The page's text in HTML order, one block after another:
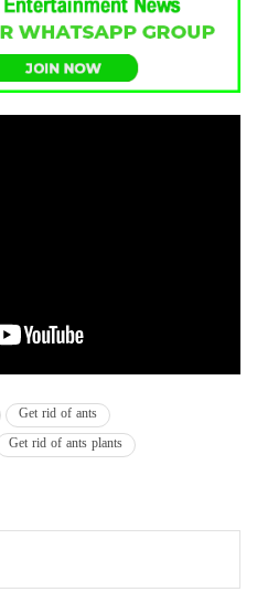
Get rid of ants
Get rid of ants plants